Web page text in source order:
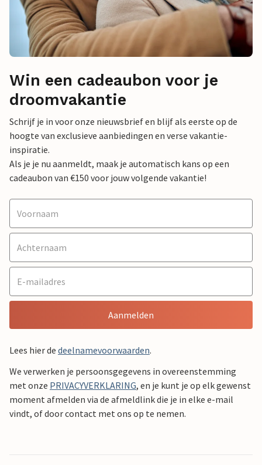
Win een cadeaubon voor je
droomvakantie
Schrijf je in voor onze nieuwsbrief en blijf als eerste op de
hoogte van exclusieve aanbiedingen en verse vakantie-
inspiratie.
Als je je nu aanmeldt, maak je automatisch kans op een
cadeaubon van €150 voor jouw volgende vakantie!
Aanmelden
Lees hier de deelnamevoorwaarden.
We verwerken je persoonsgegevens in overeenstemming
met onze PRIVACYVERKLARING, en je kunt je op elk gewenst
moment afmelden via de afmeldlink die je in elke e-mail
vindt, of door contact met ons op te nemen.